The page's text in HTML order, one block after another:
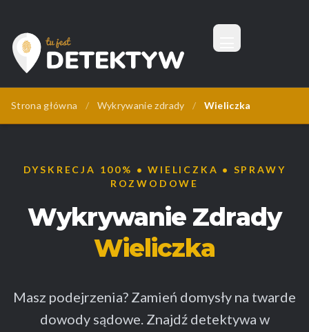
Tu Jest Detektyw
Menu
Strona główna / Wykrywanie zdrady / Wieliczka
DYSKRECJA 100% • WIELICZKA • SPRAWY
ROZWODOWE
Wykrywanie Zdrady
Wieliczka
Masz podejrzenia? Zamień domysły na twarde
dowody sądowe. Znajdź detektywa w